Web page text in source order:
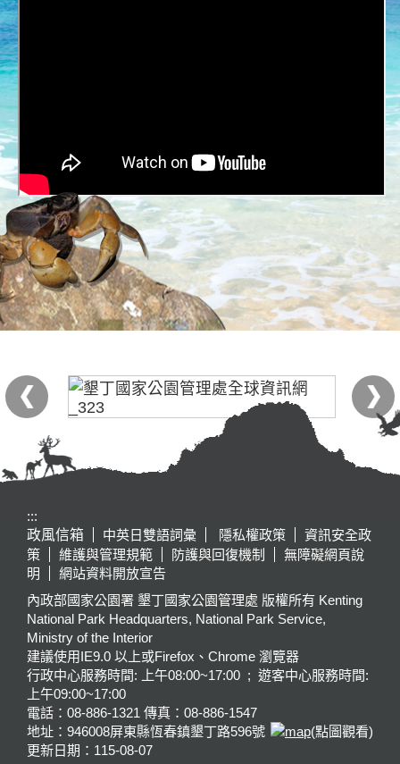
:::
政風信箱
中英日雙語詞彙 隱私權政策
資訊安全政
策
維護與管理規範 防護與回復機制
無障礙網頁說
明
網站資料開放宣告
內政部國家公園署 墾丁國家公園管理處 版權所有 Kenting
National Park Headquarters, National Park Service,
Ministry of the Interior
建議使用IE9.0 以上或Firefox、Chrome 瀏覽器
行政中心服務時間: 上午08:00~17:00 ; 遊客中心服務時間:
上午09:00~17:00
電話：08-886-1321 傳真：08-886-1547
地址：946008屏東縣恆春鎮墾丁路596號
(點圖觀看)
更新日期： 115-08-07